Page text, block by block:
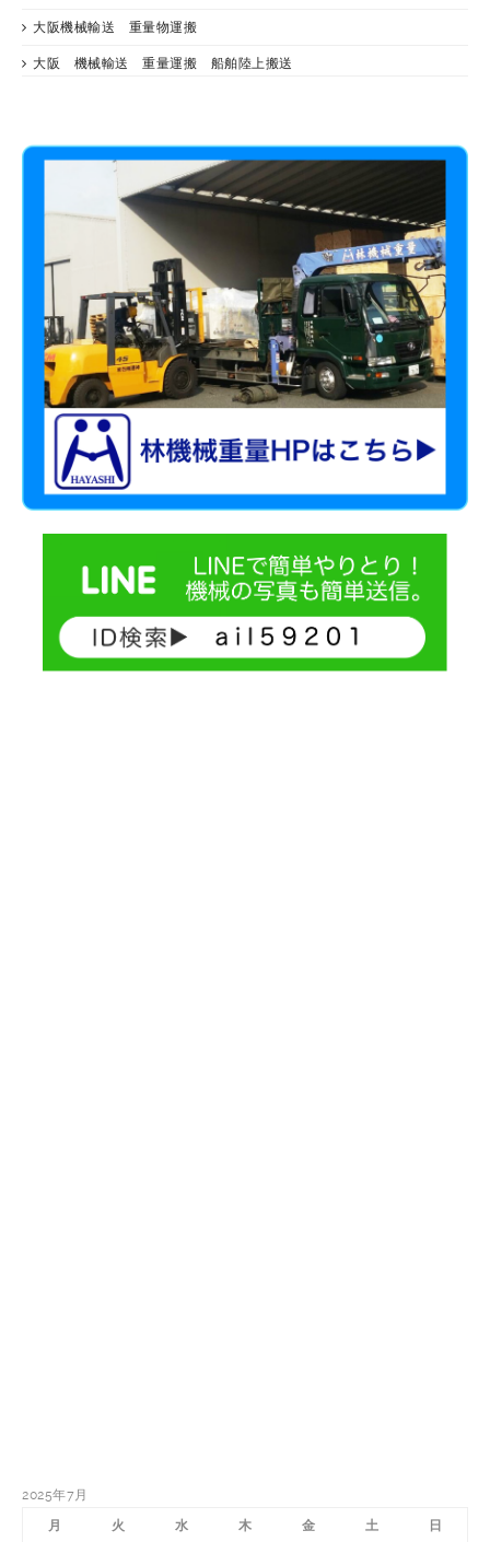
大阪機械輸送 重量物運搬
大阪 機械輸送 重量運搬 船舶陸上搬送
2025年7月
月
火 水 木 金 土 日